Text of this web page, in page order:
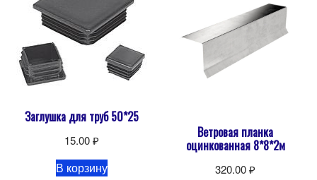
Заглушка для труб 50*25
15.00₽
В корзину
Ветровая планка
оцинкованная 8*8*2м
320.00₽